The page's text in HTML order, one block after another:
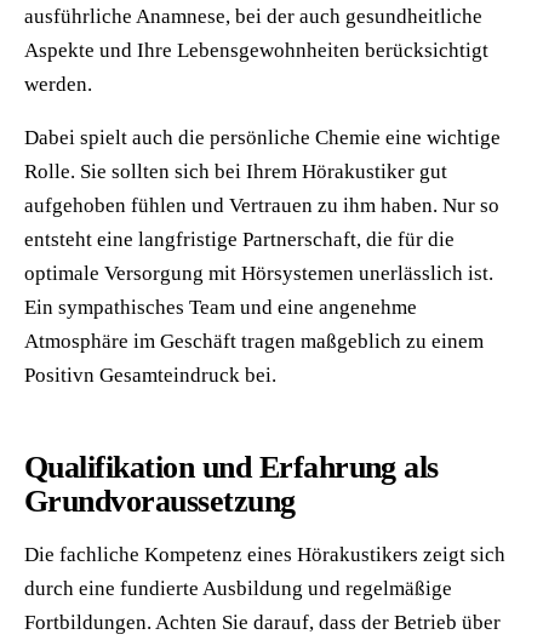
ausführliche Anamnese, bei der auch gesundheitliche
Aspekte und Ihre Lebensgewohnheiten berücksichtigt
werden.
Dabei spielt auch die persönliche Chemie eine wichtige
Rolle. Sie sollten sich bei Ihrem Hörakustiker gut
aufgehoben fühlen und Vertrauen zu ihm haben. Nur so
entsteht eine langfristige Partnerschaft, die für die
optimale Versorgung mit Hörsystemen unerlässlich ist.
Ein sympathisches Team und eine angenehme
Atmosphäre im Geschäft tragen maßgeblich zu einem
Positivn Gesamteindruck bei.
Qualifikation und Erfahrung als
Grundvoraussetzung
Die fachliche Kompetenz eines Hörakustikers zeigt sich
durch eine fundierte Ausbildung und regelmäßige
Fortbildungen. Achten Sie darauf, dass der Betrieb über